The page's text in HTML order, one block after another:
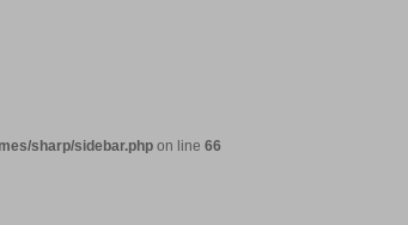
sharp/sidebar.php on line 66